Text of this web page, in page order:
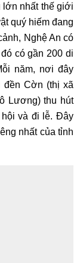
lớn nhất thế giới
quý hiếm đang
Nghệ An có
có gần 200 di
năm, nơi đây
đền Cờn (thị xã
Lương) thu hút
hội và đi lễ. Đây
nhất của tỉnh